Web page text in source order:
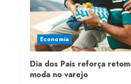
Economia
Dia dos Pais reforça
moda no varejo